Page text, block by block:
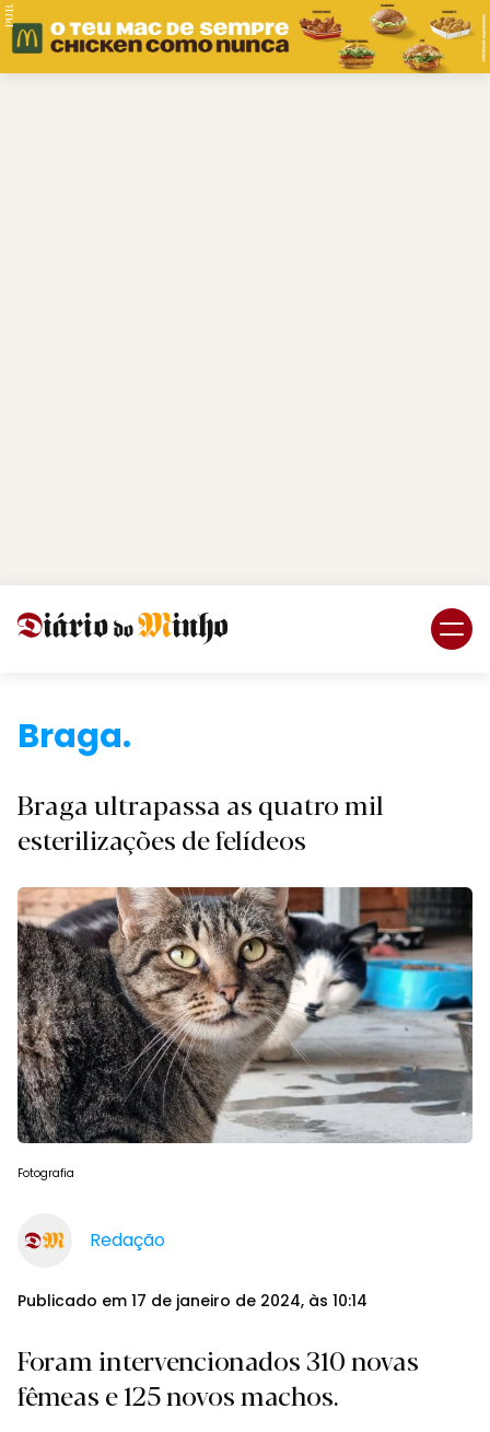
PUB.
Braga.
Braga ultrapassa as quatro mil
esterilizações de felídeos
Fotografia
Redação
Publicado em 17 de janeiro de 2024, às 10:14
Foram intervencionados 310 novas
fêmeas e 125 novos machos.